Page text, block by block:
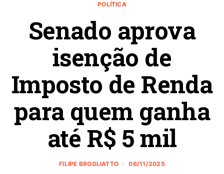
POLÍTICA
Senado aprova
isenção de
Imposto de Renda
para quem ganha
até R$ 5 mil
FILIPE BROGLIATTO 06/11/2025